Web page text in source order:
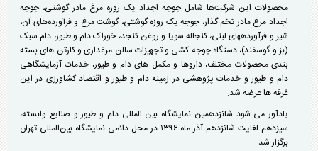
محصولات این شرکت‌ها شامل جوجه اجداد یک روزه مرغ مادر گوشتی، جوجه
اجداد مرغ مادر تخم گذار، جوجه یک روزه گوشتی، گوشت مرغ و فرآورده‌های آن،
شیر و فرآورده­های لبنی، کنجاله سویا و روغن کنجد، خوراک دام و طیور، دام سبک
(بز و گوسفند)، دستگاه جوجه کشی و تجهیزات سالن مرغداری و کارتن های بسته
بندی محصولات مختلف، داروها و مکمل های دام و طیور، خدمات آزمایشگاهی
دام و طیور و خدمات پژوهشی در زمینه دام و طیور و اقتصاد کشاورزی در این
غرفه ها عرضه شد.
یادآور می شود شانزدهمین نمایشگاه بین المللی دام و طیور و صنایع وابسته،
سیزدهم لغایت شانزدهم آذر ماه ۱۳۹۶ در محل دائمی نمایشگاه بین‌المللی تهران
برگزار شد.